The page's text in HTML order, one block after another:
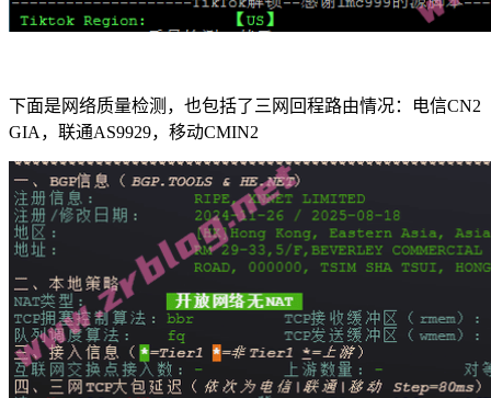
下面是网络质量检测，也包括了三网回程路由情况：电信CN2
GIA，联通AS9929，移动CMIN2